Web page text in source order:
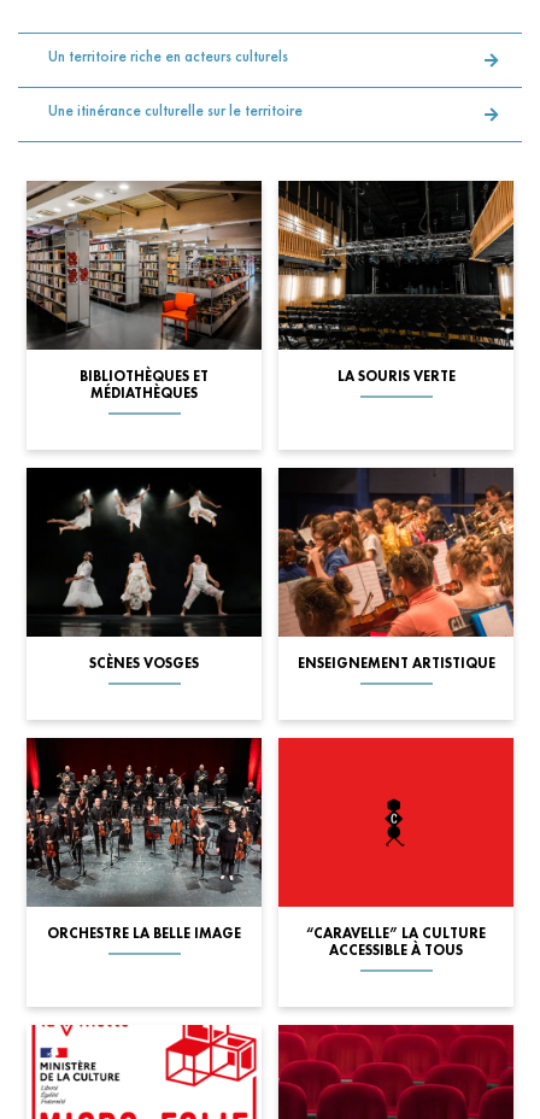
Un territoire riche en acteurs culturels
Une itinérance culturelle sur le territoire
BIBLIOTHÈQUES ET
MÉDIATHÈQUES
LA SOURIS VERTE
SCÈNES VOSGES ENSEIGNEMENT ARTISTIQUE
ORCHESTRE LA BELLE IMAGE
“CARAVELLE” LA CULTURE
ACCESSIBLE À TOUS